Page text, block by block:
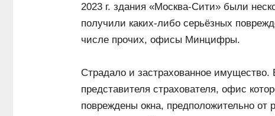
2023 г. здания «Москва-Сити» были
получили каких-либо серьёзных
числе прочих, офисы Минцифры.
Страдало и застрахованное
представителя страхователя, офис
повреждены окна, предположительно от